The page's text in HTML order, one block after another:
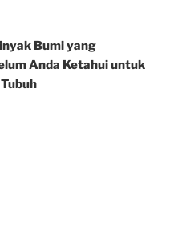
Bumi yang
Anda Ketahui untuk